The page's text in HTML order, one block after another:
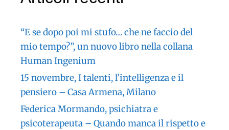
“E se dopo poi mi stufo… che ne faccio del
mio tempo?”, un nuovo libro nella collana
Human Ingenium
15 novembre, I talenti, l’intelligenza e il
pensiero – Casa Armena, Milano
Federica Mormando, psichiatra e
psicoterapeuta – Quando manca il rispetto e